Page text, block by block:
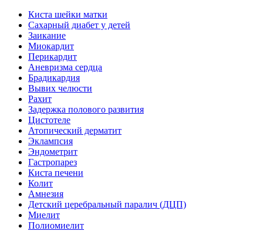
Киста шейки матки
Сахарный диабет у детей
Заикание
Миокардит
Перикардит
Аневризма сердца
Брадикардия
Вывих челюсти
Рахит
Задержка полового развития
Цистотеле
Атопический дерматит
Эклампсия
Эндометрит
Гастропарез
Киста печени
Колит
Амнезия
Детский церебральный паралич (ДЦП)
Миелит
Полиомиелит